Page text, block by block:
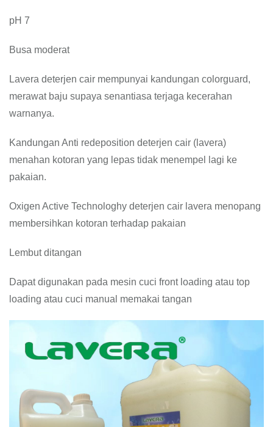
pH 7
Busa moderat
Lavera deterjen cair mempunyai kandungan colorguard,
merawat baju supaya senantiasa terjaga kecerahan
warnanya.
Kandungan Anti redeposition deterjen cair (lavera)
menahan kotoran yang lepas tidak menempel lagi ke
pakaian.
Oxigen Active Technologhy deterjen cair lavera menopang
membersihkan kotoran terhadap pakaian
Lembut ditangan
Dapat digunakan pada mesin cuci front loading atau top
loading atau cuci manual memakai tangan